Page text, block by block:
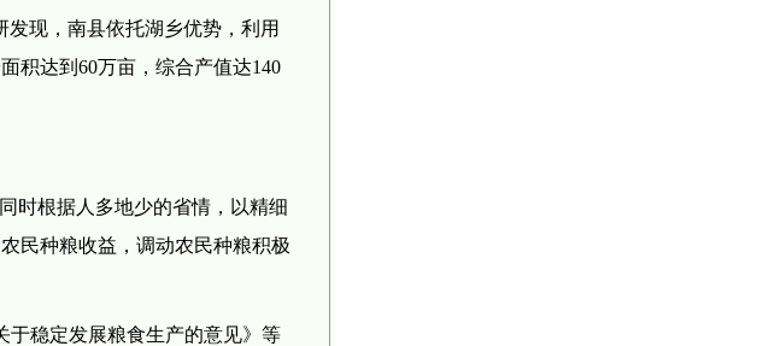
现，南县依托湖乡优势，利用
积达到60万亩，综合产值达140
时根据人多地少的省情，以精细
民种粮收益，调动农民种粮积极
于稳定发展粮食生产的意见》等